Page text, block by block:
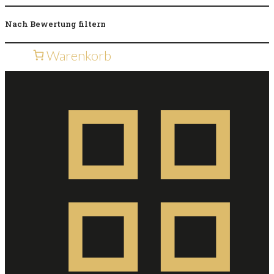
Nach Bewertung filtern
Warenkorb